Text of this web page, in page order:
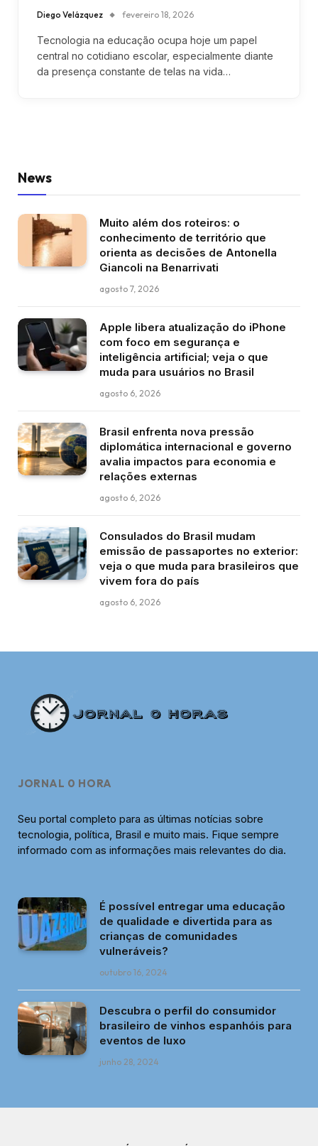
Diego Velázquez fevereiro 18, 2026
Tecnologia na educação ocupa hoje um papel
central no cotidiano escolar, especialmente diante
da presença constante de telas na vida…
News
Muito além dos roteiros: o
conhecimento de território que
orienta as decisões de Antonella
Giancoli na Benarrivati
agosto 7, 2026
Apple libera atualização do iPhone
com foco em segurança e
inteligência artificial; veja o que
muda para usuários no Brasil
agosto 6, 2026
Brasil enfrenta nova pressão
diplomática internacional e governo
avalia impactos para economia e
relações externas
agosto 6, 2026
Consulados do Brasil mudam
emissão de passaportes no exterior:
veja o que muda para brasileiros que
vivem fora do país
agosto 6, 2026
JORNAL 0 HORA
Seu portal completo para as últimas notícias sobre
tecnologia, política, Brasil e muito mais. Fique sempre
informado com as informações mais relevantes do dia.
É possível entregar uma educação
de qualidade e divertida para as
crianças de comunidades
vulneráveis?
outubro 16, 2024
Descubra o perfil do consumidor
brasileiro de vinhos espanhóis para
eventos de luxo
junho 28, 2024